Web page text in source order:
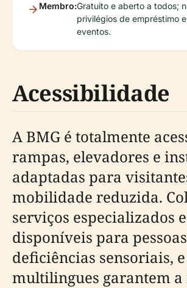
Membro:Gratuito e aberto a todos;
privilégios de empréstimo
eventos.
Acessibilidade
A BMG é totalmente
rampas, elevadores e
adaptadas para
mobilidade reduzida.
serviços especializados
disponíveis para
deficiências sensoriais,
multilingues garantem a